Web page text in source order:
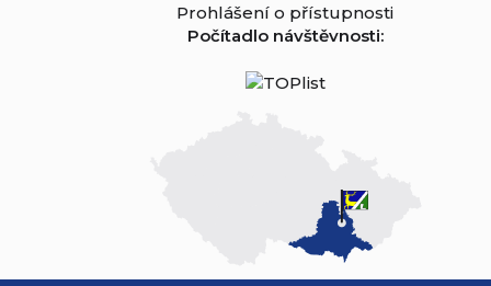
Prohlášení o přístupnosti
Počítadlo návštěvnosti: